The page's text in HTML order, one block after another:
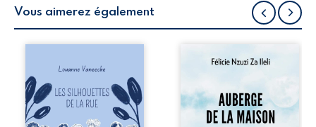
Vous aimerez également
la rue donne la
parole à six
personnages
ordinaires,
traversés par des
Auberge de la
récit-témoignage
consacré au
parcours